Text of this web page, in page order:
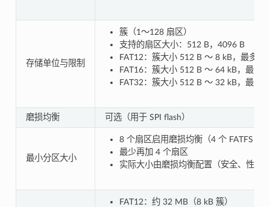
存储单位与限制
簇（1～128 扇区）
支持的扇区大小：512 B，4096 B
FAT12：簇大小 512 B ～ 8 kB，最多
FAT16：簇大小 512 B ～ 64 kB，最多
FAT32：簇大小 512 B ～ 32 kB，最多
磨损均衡 可选（用于 SPI flash）
最小分区大小
8 个扇区启用磨损均衡（4 个 FATFS
最少再加 4 个扇区
实际大小由磨损均衡配置（安全、性能
FAT12：约 32 MB（8 kB 簇）